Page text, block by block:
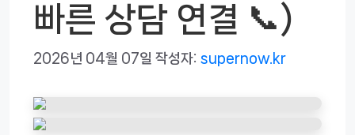
빠른 상담 연결 📞)
2026년 04월 07일 작성자: supernow.kr